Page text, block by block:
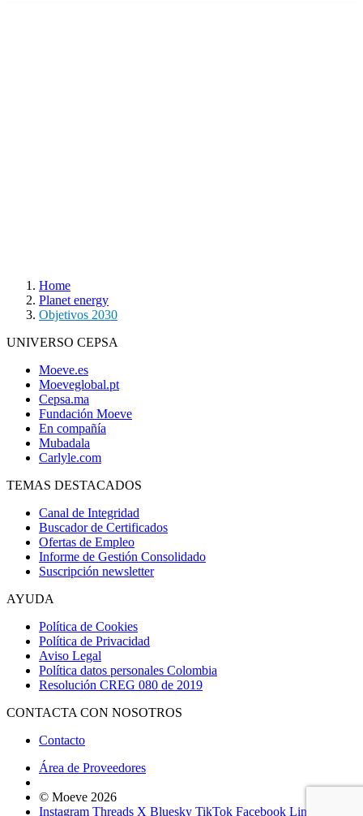
Home
Planet energy
Objetivos 2030
UNIVERSO CEPSA
Moeve.es
Moeveglobal.pt
Cepsa.ma
Fundación Moeve
En compañía
Mubadala
Carlyle.com
TEMAS DESTACADOS
Canal de Integridad
Buscador de Certificados
Ofertas de Empleo
Informe de Gestión Consolidado
Suscripción newsletter
AYUDA
Política de Cookies
Política de Privacidad
Aviso Legal
Política datos personales Colombia
Resolución CREG 080 de 2019
CONTACTA CON NOSOTROS
Contacto
Área de Proveedores
© Moeve 2026
Instagram Threads X Bluesky TikTok Facebook LinkedIn